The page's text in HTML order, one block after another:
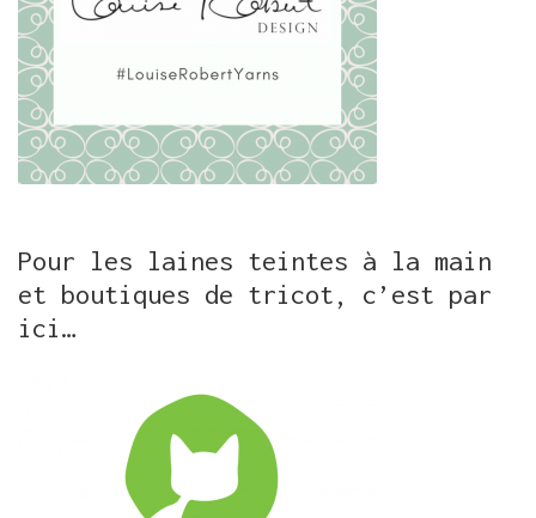
Pour les laines teintes à la main
et boutiques de tricot, c’est par
ici…